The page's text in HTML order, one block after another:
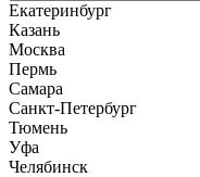
Екатеринбург
Казань
Москва
Пермь
Самара
Санкт-Петербург
Тюмень
Уфа
Челябинск